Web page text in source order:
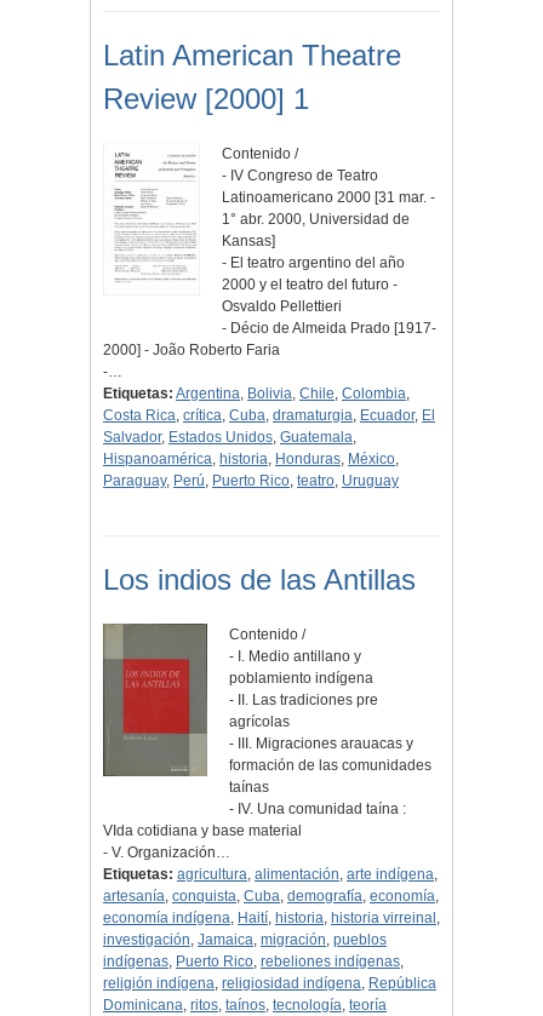
Latin American Theatre
Review [2000] 1
Contenido /
- IV Congreso de Teatro
Latinoamericano 2000 [31 mar. -
1° abr. 2000, Universidad de
Kansas]
- El teatro argentino del año
2000 y el teatro del futuro -
Osvaldo Pellettieri
- Décio de Almeida Prado [1917-
2000] - João Roberto Faria
-…
Etiquetas: Argentina, Bolivia, Chile, Colombia,
Costa Rica, crítica, Cuba, dramaturgia, Ecuador, El
Salvador, Estados Unidos, Guatemala,
Hispanoamérica, historia, Honduras, México,
Paraguay, Perú, Puerto Rico, teatro, Uruguay
Los indios de las Antillas
Contenido /
- I. Medio antillano y
poblamiento indígena
- II. Las tradiciones pre
agrícolas
- III. Migraciones arauacas y
formación de las comunidades
taínas
- IV. Una comunidad taína :
VIda cotidiana y base material
- V. Organización…
Etiquetas: agricultura, alimentación, arte indígena,
artesanía, conquista, Cuba, demografía, economía,
economía indígena, Haití, historia, historia virreinal ,
investigación, Jamaica, migración, pueblos
indígenas, Puerto Rico, rebeliones indígenas,
religión indígena, religiosidad indígena, República
Dominicana, ritos, taínos, tecnología, teoría